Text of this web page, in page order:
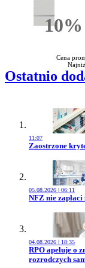
10%
Cena
Ostatnio
11:07
Przejdź do
Zaostrzone
05.08.2026 | 06:11
Przejdź do
NFZ nie
04.08.2026 | 18:35
Przejdź do
RPO apeluje o
rozrodczych